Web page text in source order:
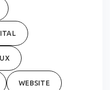
UX
WEBSITE